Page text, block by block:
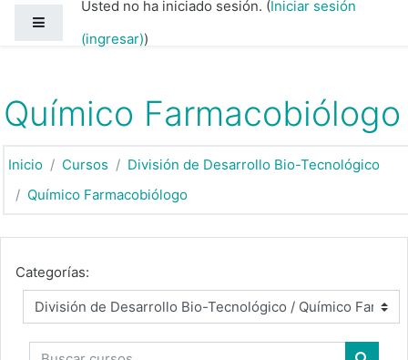
Saltar al contenido principal
Usted no ha iniciado sesión. (Iniciar sesión
(ingresar))
Químico Farmacobiólogo
Inicio Cursos
División de Desarrollo Bio-Tecnológico
Químico Farmacobiólogo
Categorías:
Buscar cursos